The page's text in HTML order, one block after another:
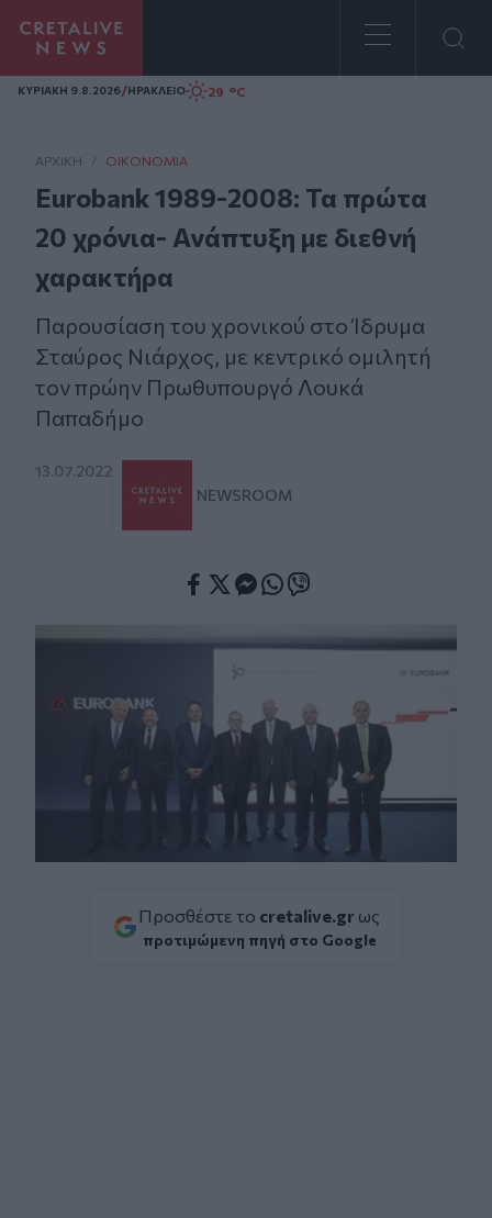
Homepage
ΚΥΡΙΑΚΗ 9.8.2026/ΗΡΑΚΛΕΙΟ 29 °C
ΑΡΧΙΚΗ / ΟΙΚΟΝΟΜΊΑ
Eurobank 1989-2008: Τα πρώτα
20 χρόνια- Ανάπτυξη με διεθνή
χαρακτήρα
Παρουσίαση του χρονικού στο Ίδρυμα
Σταύρος Νιάρχος, με κεντρικό ομιλητή
τον πρώην Πρωθυπουργό Λουκά
Παπαδήμο
13.07.2022
NEWSROOM
Προσθέστε το cretalive.gr ως
προτιμώμενη πηγή στο Google